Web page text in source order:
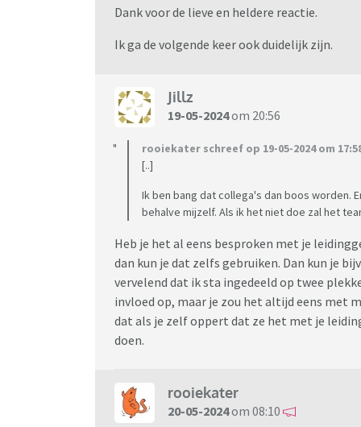
Dank voor de lieve en heldere reactie.
Ik ga de volgende keer ook duidelijk zijn.
Jillz
19-05-2024om 20:56
rooiekater schreef op 19-05-2024 om
[..]
Ik ben bang dat collega's dan boos worden.
behalve mijzelf. Als ik het niet doe zal het
Heb je het al eens besproken met je
dan kun je dat zelfs gebruiken. Dan kun je
vervelend dat ik sta ingedeeld op twee
invloed op, maar je zou het altijd eens met
dat als je zelf oppert dat ze het met je
doen.
rooiekater
20-05-2024om 08:10